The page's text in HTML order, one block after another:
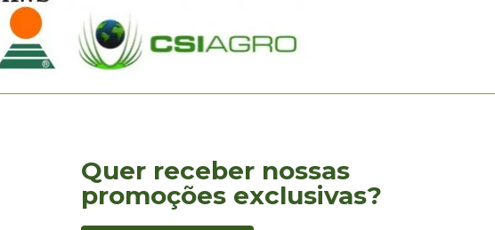
Quer receber nossas
promoções exclusivas?